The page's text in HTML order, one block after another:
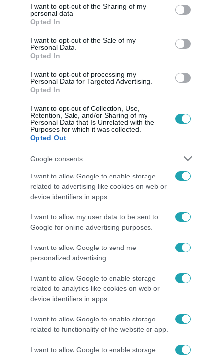
not limited to your visit or usage behaviour. You may click to
grant or deny consent to Google and its third-party tags to
use your data for below specified purposes in below Google
consent section.
I want to opt-out of the Sharing of my
personal data.
Opted In
I want to opt-out of the Sale of my
Personal Data.
Opted In
I want to opt-out of processing my
Personal Data for Targeted Advertising.
Opted In
I want to opt-out of Collection, Use,
Retention, Sale, and/or Sharing of my
Personal Data that Is Unrelated with the
Purposes for which it was collected.
Opted Out
Google consents
I want to allow Google to enable storage
related to advertising like cookies on web or
device identifiers in apps.
I want to allow my user data to be sent to
Google for online advertising purposes.
I want to allow Google to send me
personalized advertising.
I want to allow Google to enable storage
related to analytics like cookies on web or
device identifiers in apps.
I want to allow Google to enable storage
related to functionality of the website or app.
I want to allow Google to enable storage
Népszerű
Költségcsökkentés és kieső támogató szerződések
- ezekre panaszkodott a Fradi elnöke egy zártkörű